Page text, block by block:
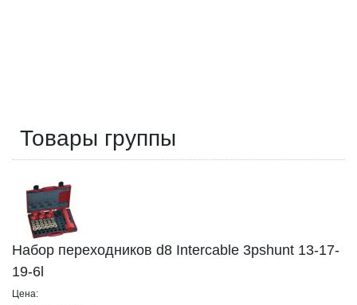
Товары группы
Набор переходников d8 Intercable 3pshunt 13-17-
19-6l
Цена: